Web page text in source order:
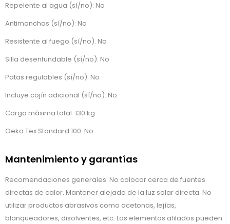
Repelente al agua (sí/no): No
Antimanchas (sí/no): No
Resistente al fuego (sí/no). No
Silla desenfundable (sí/no): No
Patas regulables (sí/no). No
Incluye cojín adicional (sí/no): No
Carga máxima total: 130 kg
Oeko Tex Standard 100: No
Mantenimiento y garantías
Recomendaciones generales: No colocar cerca de fuentes
directas de calor. Mantener alejado de la luz solar directa. No
utilizar productos abrasivos como acetonas, lejías,
blanqueadores, disolventes, etc. Los elementos afilados pueden